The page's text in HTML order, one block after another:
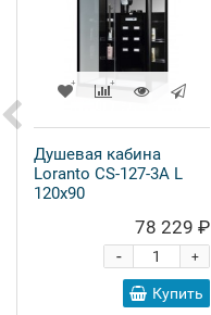
Душевая кабина
Loranto CS-127-3A L
120x90
78 229 ₽
+
-
Купить